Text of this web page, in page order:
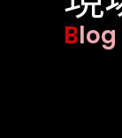
Blog